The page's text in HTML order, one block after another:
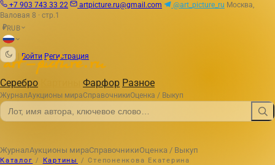
+7 903 743 33 22 artpicture.ru@gmail.com @art_picture_ru Москва,
Валовая 8 · стр.1
₽RUB
Войти Регистрация
Серебро Фарфор Разное
ЖурналАукционы мираСправочникиОценка / Выкуп
ЖурналАукционы мираСправочникиОценка / Выкуп
Каталог / Картины / Степоненкова Екатерина